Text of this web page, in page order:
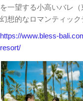
を一望する小高いバレ
幻想的なロマンティック
https://www.bless-
resort/